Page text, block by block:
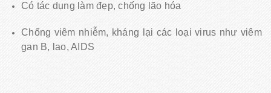
Có tác dụng làm đẹp, chống lão hóa
Chống viêm nhiễm, kháng lại các loại virus như viêm
gan B, lao, AIDS